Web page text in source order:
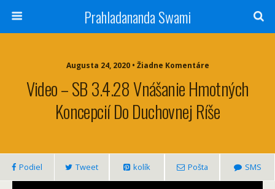
Prahladananda Swami
Augusta 24, 2020 • Žiadne Komentáre
Video – SB 3.4.28 Vnášanie Hmotných
Koncepcií Do Duchovnej Ríše
Podiel Tweet kolík Pošta SMS